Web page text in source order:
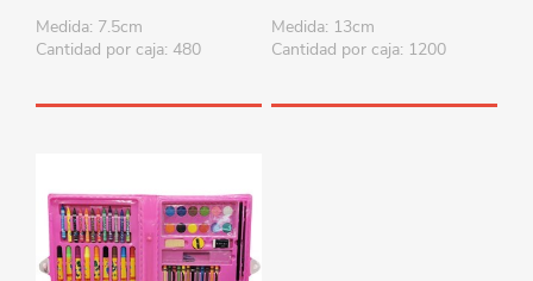
Medida: 7.5cm
Cantidad por caja: 480
Medida: 13cm
Cantidad por caja: 1200